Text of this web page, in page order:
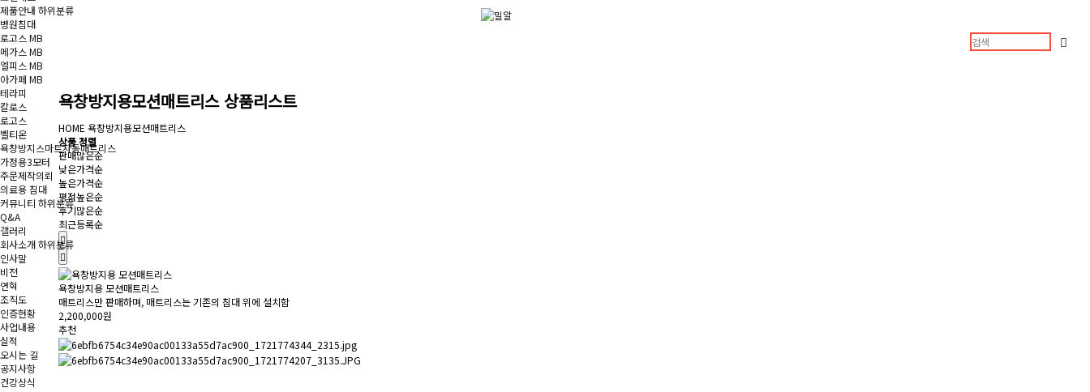
제품안내 하위분류
병원침대
로고스 MB
메가스 MB
엘피스 MB
아가페 MB
테라피
칼로스
로고스
벨티온
욕창방지스마트자동매트리스
가정용3모터
주문제작의뢰
의료용 침대
커뮤니티 하위분류
Q&A
갤러리
회사소개하위분류
인사말
비전
연혁
조직도
인증현황
사업내용
실적
오시는 길
공지사항
건강상식
욕창방지용모션매트리스 상품리스트
HOME 욕창방지용모션매트리스
상품 정렬
판매많은순
낮은가격순
높은가격순
평점높은순
후기많은순
최근등록순
욕창방지용 모션매트리스
매트리스만 판매하며, 매트리스는 기존의 침대 위에 설치함
2,200,000원
추천